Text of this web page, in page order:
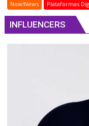
Now!News Plataformas
INFLUENCERS